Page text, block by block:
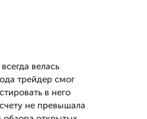
велась
трейдер смог
в него
не превышала